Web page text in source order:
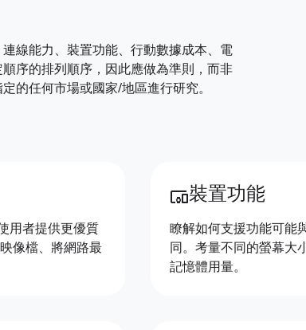
線能力、裝置功能、行動數據成本、電
序的排列順序，因此應做為準則，而非
的任何市場或國家/地區進行研究。
用者提供更優質
像檔、將網路最
devices_other裝置功能
瞭解如何支援功能可能
同。考量不同的螢幕大
記憶體用量。